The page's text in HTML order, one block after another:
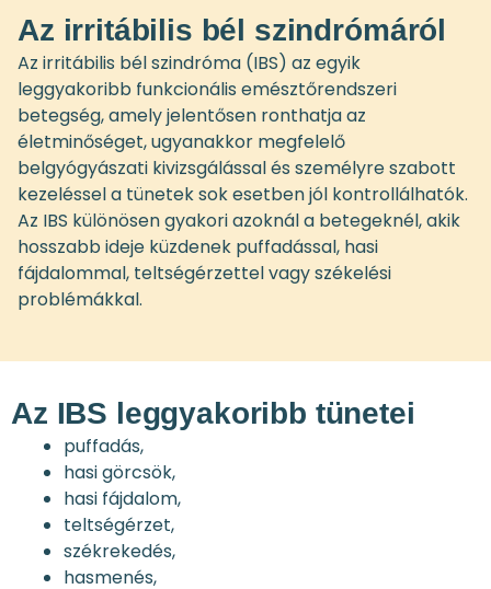
Az irritábilis bél szindrómáról
Az irritábilis bél szindróma (IBS) az egyik
leggyakoribb funkcionális emésztőrendszeri
betegség, amely jelentősen ronthatja az
életminőséget, ugyanakkor megfelelő
belgyógyászati kivizsgálással és személyre szabott
kezeléssel a tünetek sok esetben jól kontrollálhatók.
Az IBS különösen gyakori azoknál a betegeknél, akik
hosszabb ideje küzdenek puffadással, hasi
fájdalommal, teltségérzettel vagy székelési
problémákkal.
Az IBS leggyakoribb tünetei
puffadás,
hasi görcsök,
hasi fájdalom,
teltségérzet,
székrekedés,
hasmenés,